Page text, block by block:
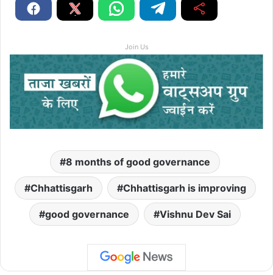
Join Us
8 months of good governance
Chhattisgarh Chhattisgarh is improving
good governance Vishnu Dev Sai